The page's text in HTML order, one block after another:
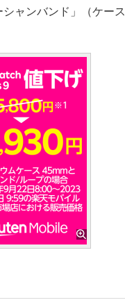
ャンバンド」（ケース